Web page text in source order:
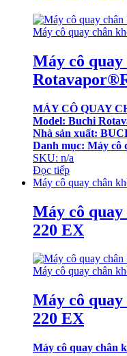
Máy cô quay chân
Máy cô
MÁY CÔ QUAY
Model: Buchi
Nhà sản xuất:
Danh mục: Máy cô
SKU: n/a
Đọc tiếp
Máy cô quay chân
Máy cô
220 EX
Máy cô quay chân
Máy cô
220 EX
Máy cô quay chân